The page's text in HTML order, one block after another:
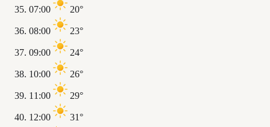
07:00 20°
08:00 23°
09:00 24°
10:00 26°
11:00 29°
12:00 31°